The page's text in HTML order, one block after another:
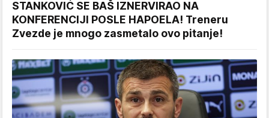
STANKOVIĆ SE BAŠ IZNERVIRAO NA
KONFERENCIJI POSLE HAPOELA! Treneru
Zvezde je mnogo zasmetalo ovo pitanje!